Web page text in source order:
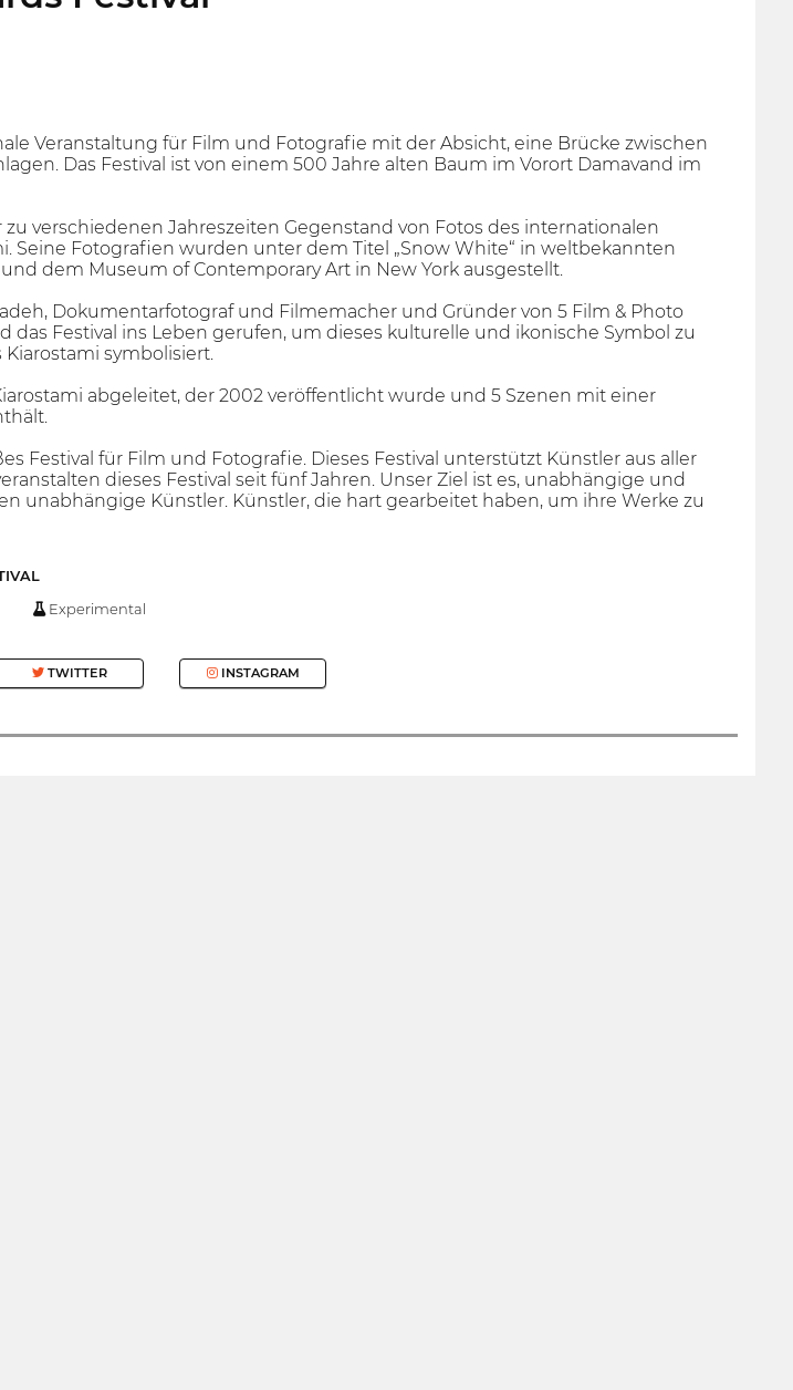
Veranstaltung für Film und Fotografie mit der Absicht, eine Brücke zwischen
Das Festival ist von einem 500 Jahre alten Baum im Vorort Damavand im
verschiedenen Jahreszeiten Gegenstand von Fotos des internationalen
Seine Fotografien wurden unter dem Titel „Snow White“ in weltbekannten
dem Museum of Contemporary Art in New York ausgestellt.
Dokumentarfotograf und Filmemacher und Gründer von 5 Film & Photo
Festival ins Leben gerufen, um dieses kulturelle und ikonische Symbol zu
symbolisiert.
abgeleitet, der 2002 veröffentlicht wurde und 5 Szenen mit einer
Festival für Film und Fotografie. Dieses Festival unterstützt Künstler aus aller
dieses Festival seit fünf Jahren. Unser Ziel ist es, unabhängige und
unabhängige Künstler. Künstler, die hart gearbeitet haben, um ihre Werke zu
Experimental
TWITTER INSTAGRAM